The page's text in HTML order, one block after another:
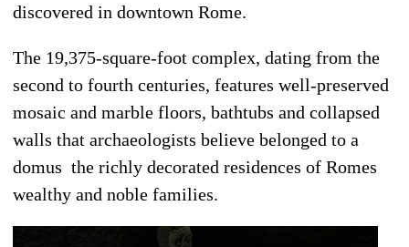
discovered in downtown Rome.
The 19,375-square-foot complex, dating from the
second to fourth centuries, features well-preserved
mosaic and marble floors, bathtubs and collapsed
walls that archaeologists believe belonged to a
domus  the richly decorated residences of Romes
wealthy and noble families.